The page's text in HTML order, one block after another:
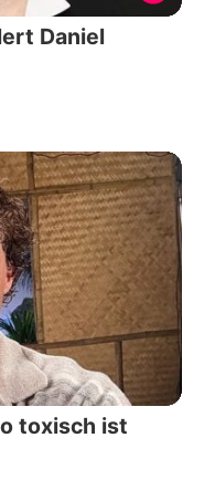
Daniel
toxisch ist